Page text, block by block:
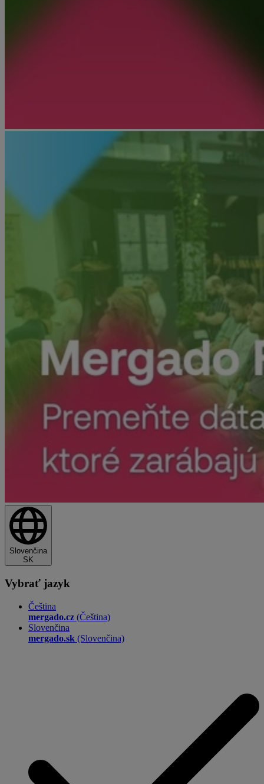
Slovenčina
SK
Vybrať jazyk
Čeština
mergado.cz (Čeština)
Slovenčina
mergado.sk (Slovenčina)